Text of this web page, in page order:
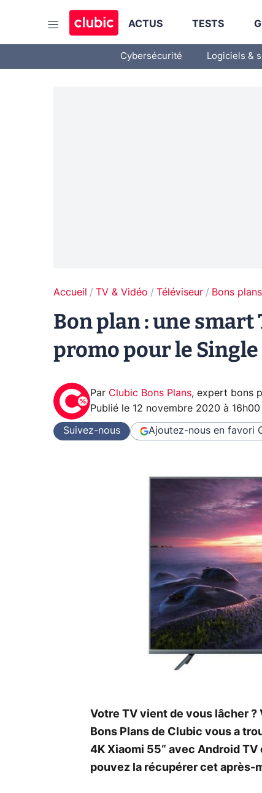
ACTUS TESTS
Cybersécurité Logiciels &
Accueil TV & Vidéo Téléviseur Bons
Bon plan : une smart
promo pour le Single
Par Clubic Bons Plans, expert bons
Publié le 12 novembre 2020 à 16h00
Suivez-nous Ajoutez-nous en favori
Votre TV vient de vous lâcher ?
Bons Plans de Clubic vous a
4K Xiaomi 55“ avec Android
pouvez la récupérer cet après-